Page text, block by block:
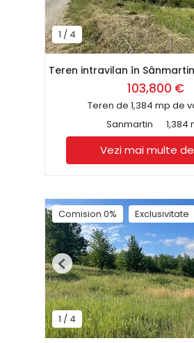
1 / 4
Teren intravilan în
103,800 €
Teren de 1,384 mp de
Sanmartin
1,384
Vezi mai multe
Comision 0% Exclusivitate
1 / 4
Previous